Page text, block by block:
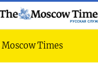
РУССКАЯ
Times